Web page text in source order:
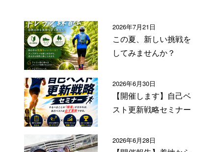
2026年7月21日
この夏、新しい挑戦を
してみませんか？
2026年6月30日
【開催します】自己ベ
スト更新戦略セミナー
2026年6月28日